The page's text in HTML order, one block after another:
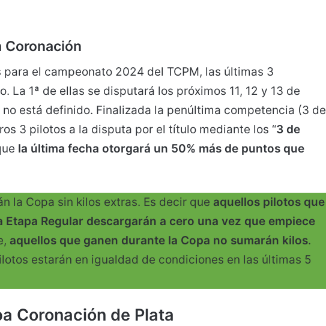
Coronación
el campeonato 2024 del TCPM, las últimas 3
La 1ª de ellas se disputará los próximos 11, 12 y 13 de
está definido. Finalizada la penúltima competencia (3 de
3 pilotos a la disputa por el título mediante los “3 de
la última fecha otorgará un 50% más de puntos que
la Copa sin kilos extras. Es decir que aquellos pilotos que
Regular descargarán a cero una vez que empiece
aquellos que ganen durante la Copa no sumarán kilos.
estarán en igualdad de condiciones en las últimas 5
Coronación de Plata